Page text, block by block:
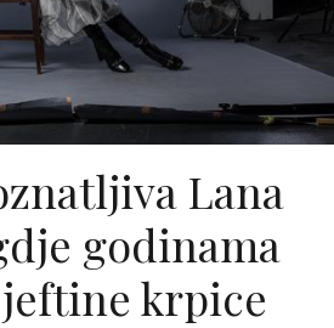
Lana
godinama
krpice